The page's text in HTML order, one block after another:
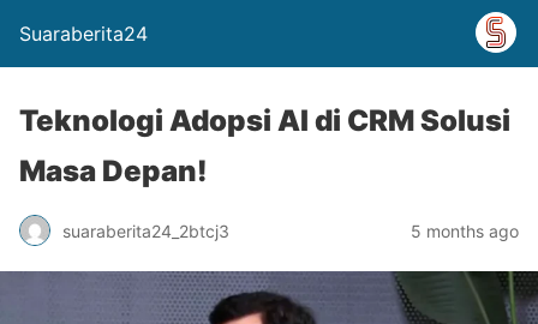
Suaraberita24
Teknologi Adopsi AI di CRM Solusi
Masa Depan!
suaraberita24_2btcj3 5 months ago